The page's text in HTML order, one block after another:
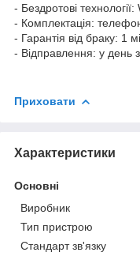
- Бездротові
- Комплектація:
- Гарантія від браку: 1
- Відправлення: у день
Приховати
Характеристики
Основні
Виробник
Тип пристрою
Стандарт зв'язку